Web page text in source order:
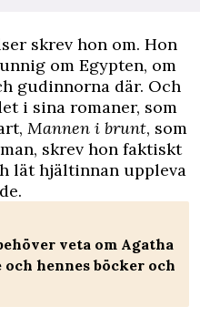
skrev hon om. Hon
om Egypten, om
gudinnorna där. Och
i sina romaner, som
Mannen i brunt, som
skrev hon faktiskt
lät hjältinnan uppleva
veta om Agatha
hennes böcker och